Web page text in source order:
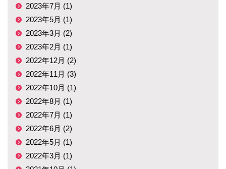
2023年7月 (1)
2023年5月 (1)
2023年3月 (2)
2023年2月 (1)
2022年12月 (2)
2022年11月 (3)
2022年10月 (1)
2022年8月 (1)
2022年7月 (1)
2022年6月 (2)
2022年5月 (1)
2022年3月 (1)